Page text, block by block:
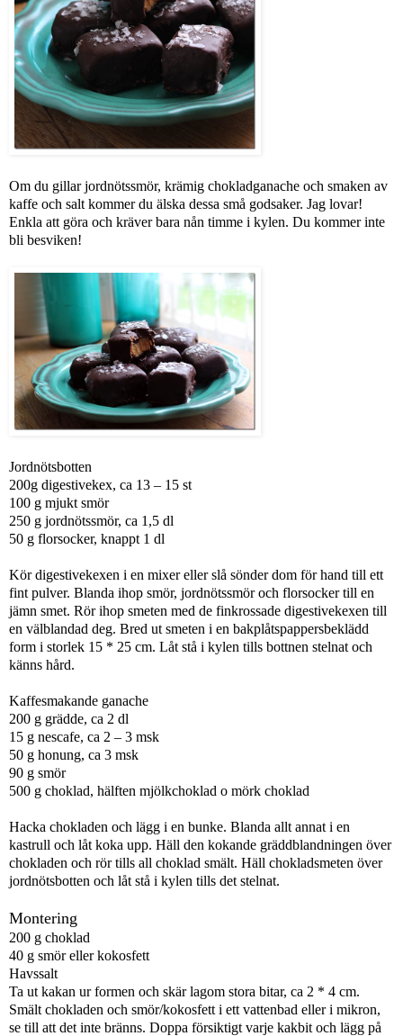
Om du gillar jordnötssmör, krämig chokladganache och smaken av
kaffe och salt kommer du älska dessa små godsaker. Jag lovar!
Enkla att göra och kräver bara nån timme i kylen. Du kommer inte
bli besviken!
Jordnötsbotten
200g digestivekex, ca 13 – 15 st
100 g mjukt smör
250 g jordnötssmör, ca 1,5 dl
50 g florsocker, knappt 1 dl
Kör digestivekexen i en mixer eller slå sönder dom för hand till ett
fint pulver. Blanda ihop smör, jordnötssmör och florsocker till en
jämn smet. Rör ihop smeten med de finkrossade digestivekexen till
en välblandad deg. Bred ut smeten i en bakplåtspappersbeklädd
form i storlek 15 * 25 cm. Låt stå i kylen tills bottnen stelnat och
känns hård.
Kaffesmakande ganache
200 g grädde, ca 2 dl
15 g nescafe, ca 2 – 3 msk
50 g honung, ca 3 msk
90 g smör
500 g choklad, hälften mjölkchoklad o mörk choklad
Hacka chokladen och lägg i en bunke. Blanda allt annat i en
kastrull och låt koka upp. Häll den kokande gräddblandningen över
chokladen och rör tills all choklad smält. Häll chokladsmeten över
jordnötsbotten och låt stå i kylen tills det stelnat.
Montering
200 g choklad
40 g smör eller kokosfett
Havssalt
Ta ut kakan ur formen och skär lagom stora bitar, ca 2 * 4 cm.
Smält chokladen och smör/kokosfett i ett vattenbad eller i mikron,
se till att det inte bränns. Doppa försiktigt varje kakbit och lägg på